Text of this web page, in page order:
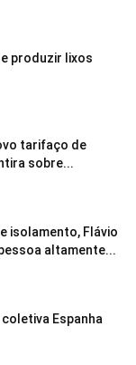
produzir lixos
tarifaço de
sobre...
isolamento, Flávio
altamente...
Espanha